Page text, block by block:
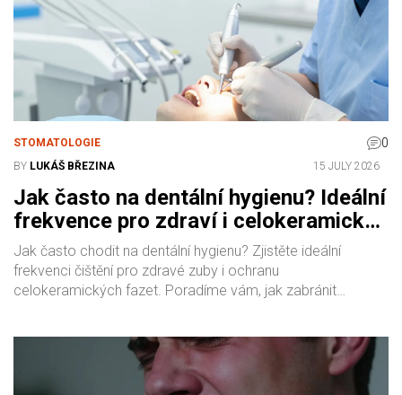
STOMATOLOGIE 0
BY LUKÁŠ BŘEZINA 15 JULY 2026
Jak často na dentální hygienu? Ideální
frekvence pro zdraví i celokeramické
fazety
Jak často chodit na dentální hygienu? Zjistěte ideální
frekvenci čištění pro zdravé zuby i ochranu
celokeramických fazet. Poradíme vám, jak zabránit